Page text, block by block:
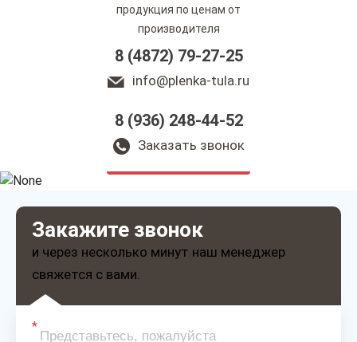
продукция по ценам от
производителя
8 (4872) 79-27-25
info@plenka-tula.ru
8 (936) 248-44-52
Заказать звонок
Полимерная упаковка
в Туле
Закажите звонок
и через несколько минут наш менеджер
свяжется с вами.